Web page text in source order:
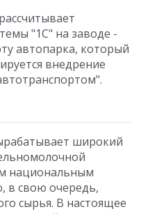
"1С" на заводе -
автопарка, который
внедрение
широкий
национальным
в свою очередь,
сырья. В настоящее